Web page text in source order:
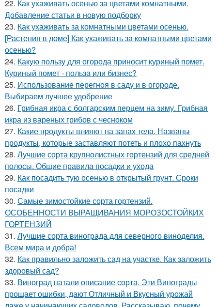
22. Как ухаживать осенью за цветами комнатными.
Добавление статьи в новую подборку
23. Как ухаживать за комнатными цветами осенью.
[Растения в доме] Как ухаживать за комнатными цветами
осенью?
24. Какую пользу для огорода приносит куриный помет.
Куриный помет - польза или бизнес?
25. Использование перегноя в саду и в огороде.
Выбираем лучшее удобрение
26. Грибная икра с болгарским перцем на зиму. Грибная
икра из вареных грибов с чесноком
27. Какие продукты влияют на запах тела. Названы
продукты, которые заставляют потеть и плохо пахнуть
28. Лучшие сорта крупнолистных гортензий для средней
полосы. Общие правила посадки и ухода
29. Как посадить тую осенью в открытый грунт. Сроки
посадки
30. Самые зимостойкие сорта гортензий.
ОСОБЕННОСТИ ВЫРАЩИВАНИЯ МОРОЗОСТОЙКИХ
ГОРТЕНЗИЙ
31. Лучшие сорта винограда для северного виноделия.
Всем мира и добра!
32. Как правильно заложить сад на участке. Как заложить
здоровый сад?
33. Виноград натали описание сорта. Эти Винограды
прощает ошибки, дают Отличный и Вкусный урожай